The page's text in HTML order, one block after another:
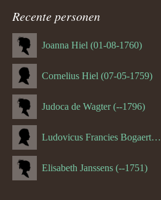
Recente personen
Joanna Hiel (01-08-1760)
Cornelius Hiel (07-05-1759)
Judoca de Wagter (--1796)
Ludovicus Francies Bogaert (--1825)
Elisabeth Janssens (--1751)